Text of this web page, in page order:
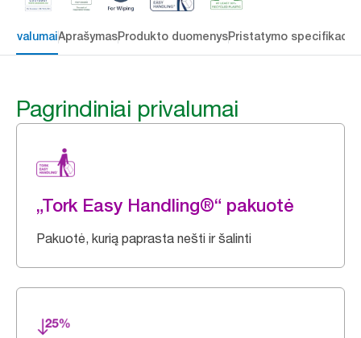
AprašymasProdukto duomenysPristatymo
Pagrindiniai privalumai
„Tork Easy Handling®“ pakuotė
Pakuotė, kurią paprasta nešti ir šalinti